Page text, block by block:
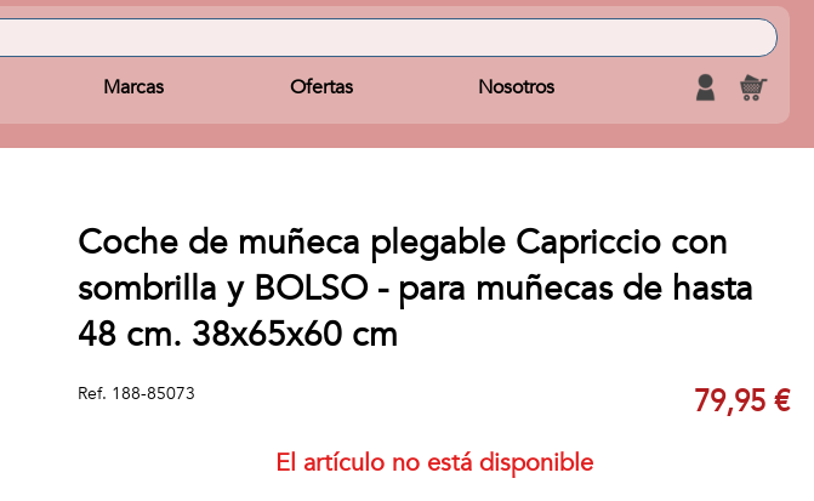
Marcas Ofertas Nosotros
Coche de muñeca plegable Capriccio con
sombrilla y BOLSO - para muñecas de hasta
48 cm. 38x65x60 cm
Ref. 188-85073 79,95 €
El artículo no está disponible